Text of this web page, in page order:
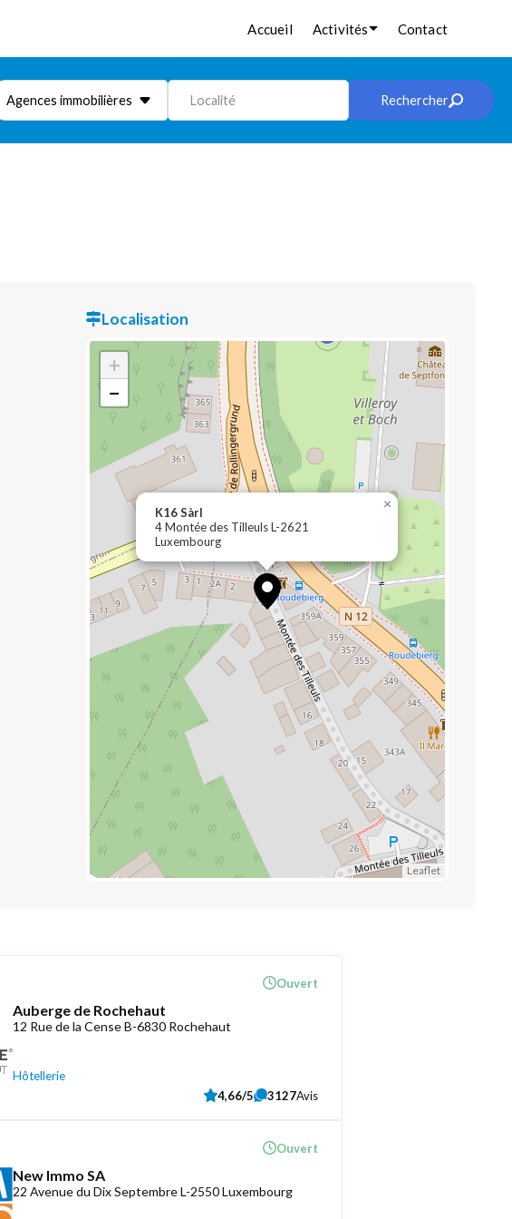
Accueil Activités Contact
Agences immobilières Localité Rechercher
Localisation
K16 Sàrl
4 Montée des Tilleuls L-2621
Luxembourg
×
+
−
Leaflet
Auberge de Rochehaut
12 Rue de la Cense B-6830 Rochehaut
Hôtellerie
Ouvert
4,66/5 3127Avis
New Immo SA
22 Avenue du Dix Septembre L-2550 Luxembourg
Ouvert